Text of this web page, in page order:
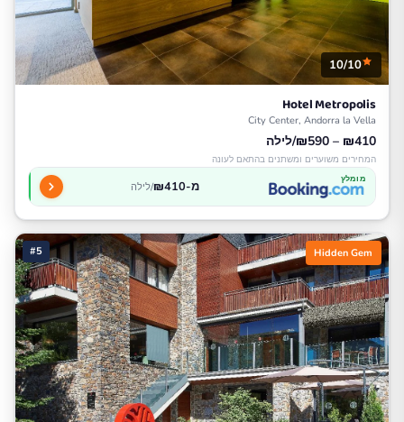
10/10
Hotel Metropolis
City Center, Andorra la Vella
₪410 – ₪590/לילה
המחירים משוערים ומשתנים בהתאם לעונה
מומלץ מ-₪410 /לילה
#5 Hidden Gem